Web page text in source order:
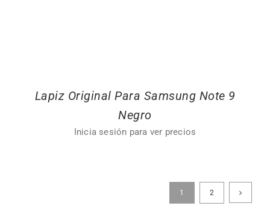
Lapiz Original Para Samsung Note 9
Negro
Inicia sesión para ver precios
1 2